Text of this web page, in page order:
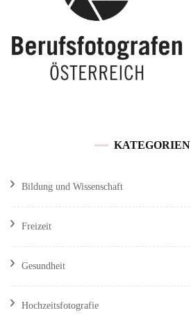
KATEGORIEN
Bildung und Wissenschaft
Freizeit
Gesundheit
Hochzeitsfotografie